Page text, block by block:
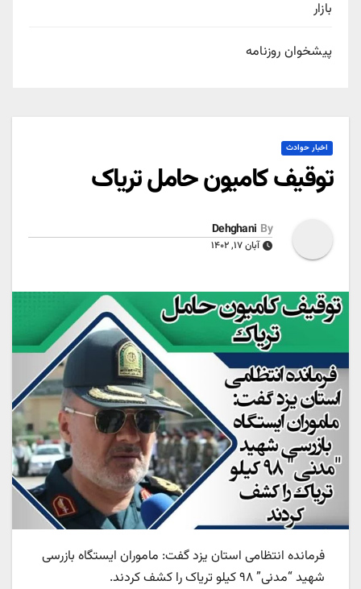
بازار
پیشخوان روزنامه
اخبار حوادث
توقیف کامیون حامل تریاک
By
Dehghani
آبان ۱۷, ۱۴۰۲
فرمانده انتظامی استان یزد گفت: ماموران ایستگاه بازرسی
شهید “مدنی” ۹۸ کیلو تریاک را کشف کردند.